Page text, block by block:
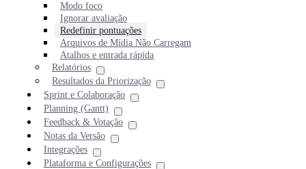
Modo foco
Ignorar avaliação
Redefinir pontuações
Arquivos de Mídia Não Carregam
Atalhos e entrada rápida
Relatórios
Resultados da Priorização
Sprint e Colaboração
Planning (Gantt)
Feedback & Votação
Notas da Versão
Integrações
Plataforma e Configurações